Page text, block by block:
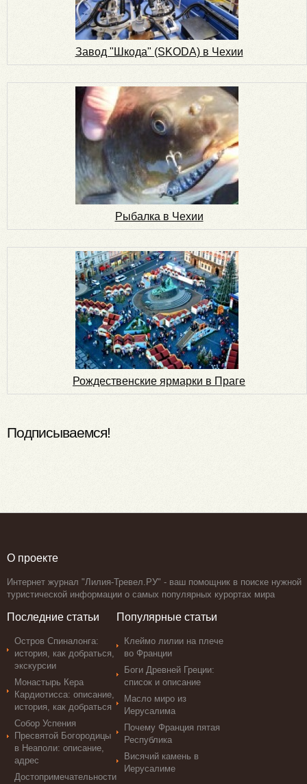
Завод "Шкода" (SKODA) в Чехии
Рыбалка в Чехии
Рождественские ярмарки в Праге
Подписываемся!
О проекте
Интернет журнал "Лилия-Тревел.РУ" - ваш помощник в поиске нужной
туристической информации о самых популярных курортах мира
Последние статьи
Остров Спиналонга:
история, как добраться,
экскурсии
Монастырь Кера
Кардиотисса: описание,
история, как добраться
Собор Успения
Пресвятой Богородицы
в Неаполи: описание,
адрес
Достопримечательности
Популярные статьи
Клеймо лилии на плече
во Франции
Боги Древней Греции:
список и описание
Масло миро из
Иерусалима
Почему Франция пятая
Республика
Висячий камень в
Иерусалиме